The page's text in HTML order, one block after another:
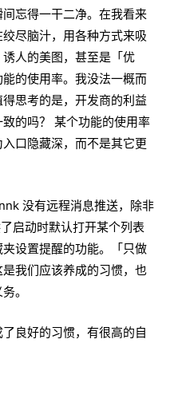
忘得一干二净。在我看来
尽脑汁，用各种方式来吸
人的美图，甚至是「优
的使用率。我没法一概而
思考的是，开发商的利益
的吗？ 某个功能的使用率
口隐藏深，而不是其它更
没有远程消息推送，除非
启动时默认打开某个列表
设置提醒的功能。「只做
我们应该养成的习惯，也
。
良好的习惯，有很高的自